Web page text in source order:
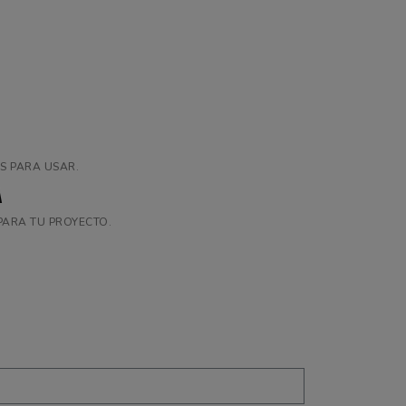
PARA USAR.
TU PROYECTO.